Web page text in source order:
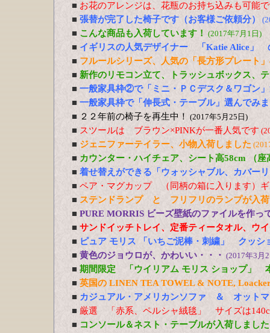
■ お花のアレンジは、花瓶のお持ち込みも可能
■ 張替が完了した椅子です（お客様ご依頼分）
■ こんな商品も入荷しています！ (2017年7月1日)
■ イギリスの人気デザイナー 「Katie Alice」
■ フルールシリーズ、人気の「長方形プレート
■ 新作のリモコン立て、トラッシュボックス、
■ 一般家具枠②で「ミニ・ＰＣデスク＆ワゴン
■ 一般家具枠で「伸長式・テーブル」選んでみ
■ ２２年前の椅子を再生中！ (2017年5月25日)
■ スツールは ブラウン×PINKが一番人気です
■ ジェニファーテイラー、小物入荷しました
■ カウンター・ハイチェア、シート高58cm （座
■ 着せ替えができる「ウォッシャブル、カバー
■ ペア・マグカップ （同柄の箱に入ります）
■ ステンドランプ と フリフリのランプが入荷
■ PURE MORRIS ビーズ壁紙のファイルを作っ
■ サンドイッチトレイ、定番ティータオル、ウ
■ ピュア モリス 「いちご泥棒・刺繍」 クッシ
■ 黄色のジョウロが、かわいい・・・ (2017年3月
■ 期間限定 「ウイリアム モリス ショップ」
■ 英国の LINEN TEA TOWEL & NOTE,
■ カジュアル・アメリカンソファ ＆ オット
■ 厳選 「赤系、ペルシャ絨毯」 サイズは
■ コンソール＆ネスト・テーブルが入荷しました